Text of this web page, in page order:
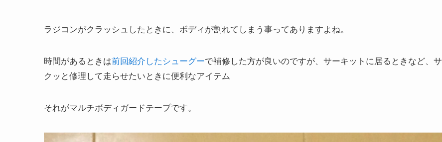
ラジコンがクラッシュしたときに、ボディが割れてしまう事ってありますよね。
時間があるときは前回紹介したシューグーで補修した方が良いのですが、サーキットに居るときなど、サ
クッと修理して走らせたいときに便利なアイテム
それがマルチボディガードテープです。